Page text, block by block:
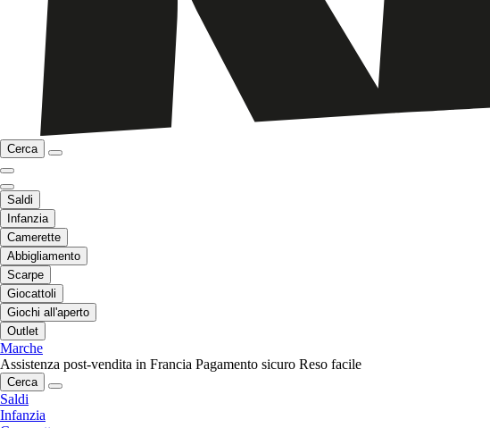
Cerca
Saldi
Infanzia
Camerette
Abbigliamento
Scarpe
Giocattoli
Giochi all'aperto
Outlet
Marche
Assistenza post-vendita in Francia Pagamento sicuro Reso facile
Cerca
Saldi
Infanzia